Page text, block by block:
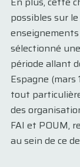
possibles sur
sélectionné
période allant
Espagne (mars
tout
des
FAI et POUM,
au sein de ce